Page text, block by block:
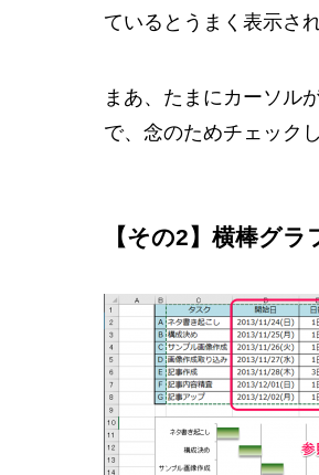
ているとうまく表示さ
まあ、たまにカーソル
で、念のためチェック
【その2】横棒グ